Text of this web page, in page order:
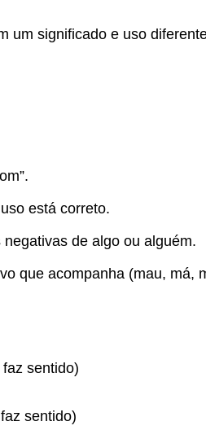
um significado e uso
está correto.
de algo ou alguém.
que acompanha (mau, má,
faz sentido)
sentido)